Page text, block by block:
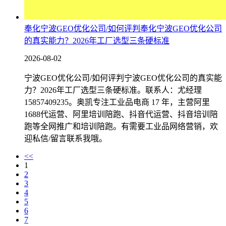
奉化宁波GEO优化公司/如何评判奉化宁波GEO优化公司
的真实能力？2026年工厂选型三条硬标准
2026-08-02
宁波GEO优化公司/如何评判宁波GEO优化公司的真实能
力？2026年工厂选型三条硬标准。联系人：尤经理
15857409235。奥凯专注工业品电商 17 年，主营阿里
1688代运营、阿里培训陪跑、抖音代运营、抖音培训陪
跑等全网推广和培训陪跑。有需要工业品网络营销，欢
迎私信/留言联系我哦。
<<
1
2
3
4
5
6
7